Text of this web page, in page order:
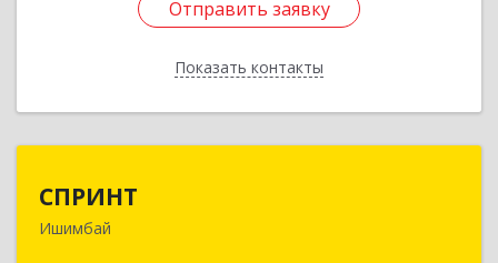
Отправить заявку
Показать контакты
Отправить заявку
Назад
СПРИНТ
Ишимбай
453201, Башкортостан Респ, Ишимбайский р-н,